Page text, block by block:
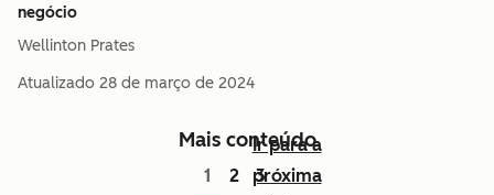
negócio
Wellinton Prates
Atualizado 28 de março de 2024
Mais conteúdo
1 2 3
Ir para a
próxima